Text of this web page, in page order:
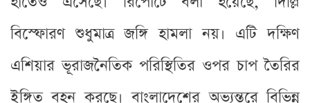
বিস্ফোরণ শুধুমাত্র জঙ্গি হামলা নয়। এটি দক্ষিণ
এশিয়ার ভূরাজনৈতিক পরিস্থিতির ওপর চাপ তৈরির
ইঙ্গিত বহন করছে। বাংলাদেশের অভ্যন্তরে বিভিন্ন